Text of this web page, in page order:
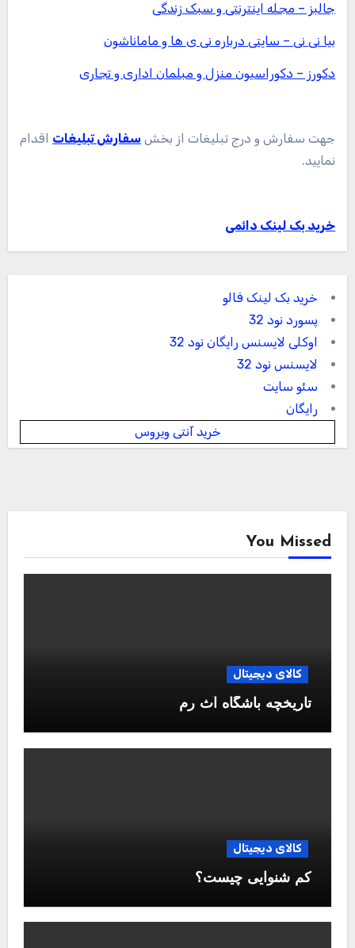
جالبز – مجله اینترنتی و سبک زندگی
بیا نی نی – سایتی درباره نی ی ها و ماماناشون
دکورز – دکوراسیون منزل و مبلمان اداری و تجاری
جهت سفارش و درج تبلیغات از بخش سفارش تبلیغات اقدام
نمایید.
خرید بک لینک دائمی
خرید بک لینک فالو
پسورد نود 32
اوکلی لایسنس رایگان نود 32
لایسنس نود 32
سئو سایت
رایگان
خرید آنتی ویروس
You Missed
کالای دیجیتال
تاریخچه باشگاه آث رم
کالای دیجیتال
کم شنوایی چیست؟